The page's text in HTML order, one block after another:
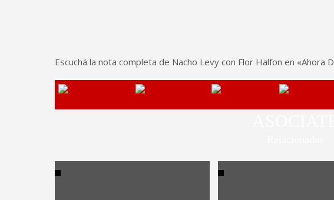
Escuchá la nota completa de Nacho Levy con Flor Halfon en «Ahora